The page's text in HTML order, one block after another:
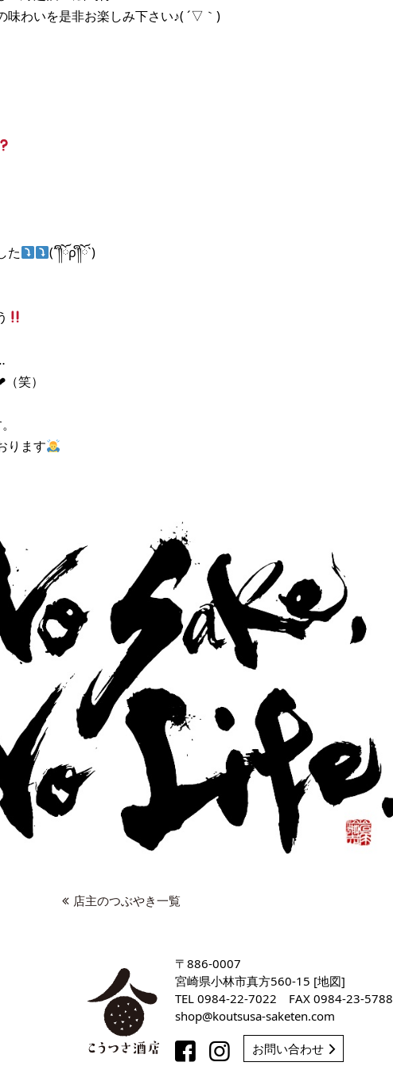
味わいを是非お楽しみ下さい♪( ´▽｀)
た
(´༎ຶོρ༎ຶོ`)
笑）
ります
店主のつぶやき一覧
〒886-0007
宮崎県小林市真方560-15 [地図]
TEL 0984-22-7022
FAX 0984-23-5788
shop
koutsusa-saketen com
お問い合わせ